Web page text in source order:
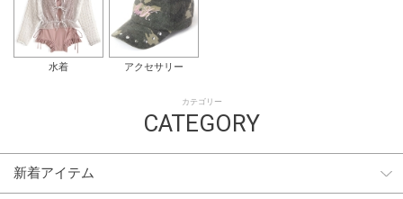
水着 アクセサリー
カテゴリー
CATEGORY
新着アイテム